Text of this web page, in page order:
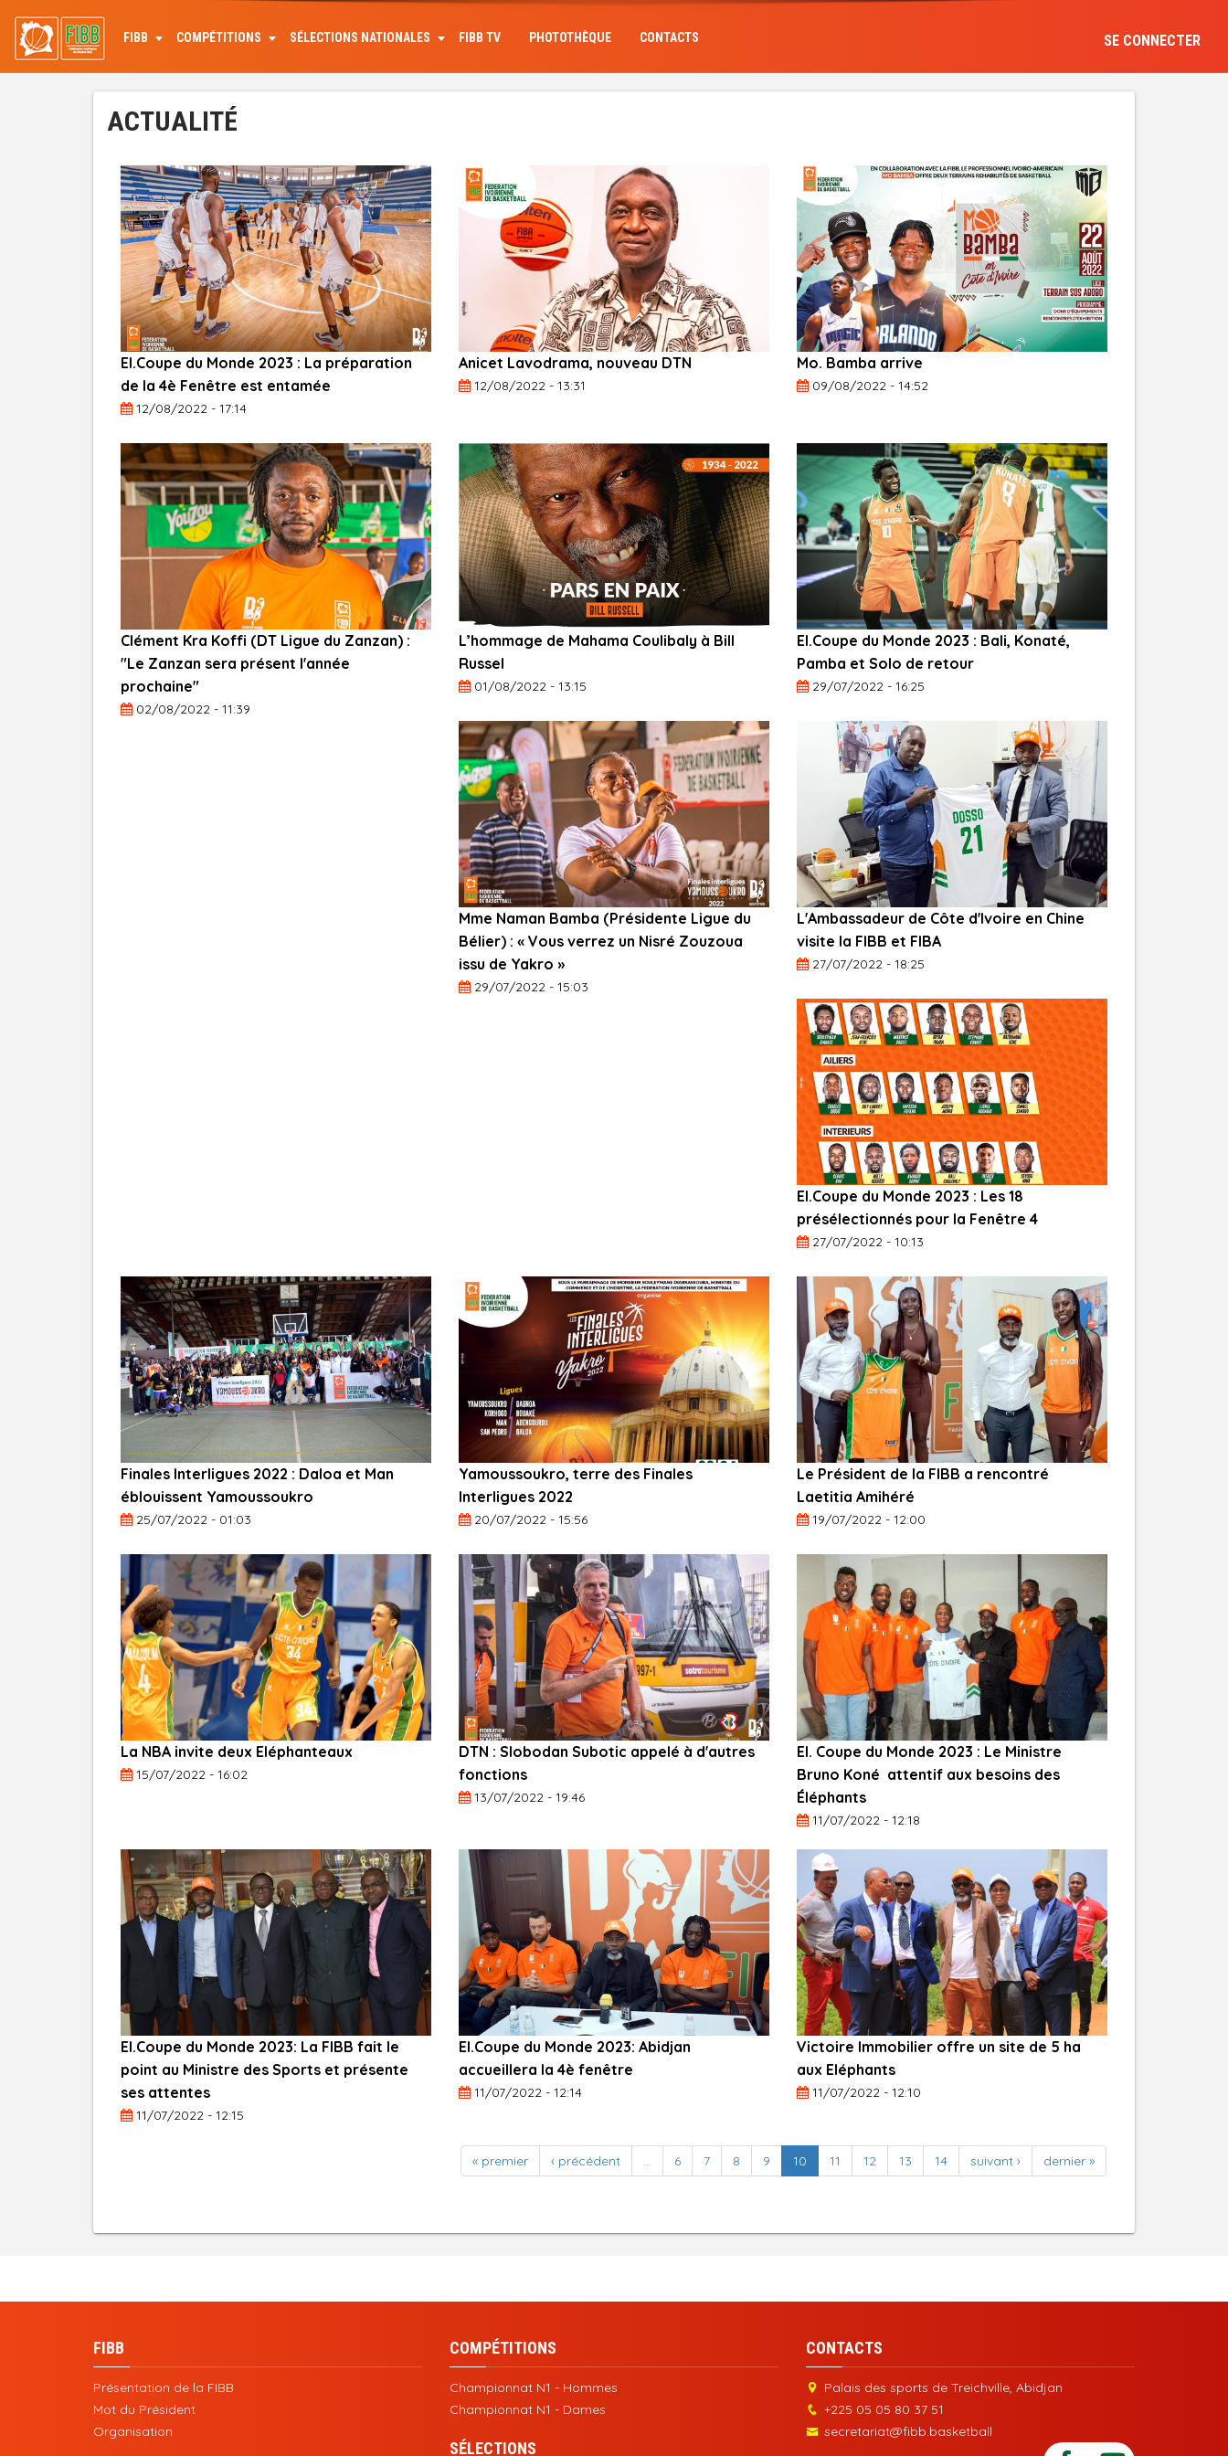
contenu
principal
FIBB COMPÉTITIONS SÉLECTIONS NATIONALES FIBB TV PHOTOTHÈQUE CONTACTS SE CONNECTER
ACTUALITÉ
El.Coupe du Monde 2023 : La préparation
de la 4è Fenêtre est entamée
12/08/2022 - 17:14
Anicet Lavodrama, nouveau DTN
12/08/2022 - 13:31
Mo. Bamba arrive
09/08/2022 - 14:52
Clément Kra Koffi (DT Ligue du Zanzan) :
"Le Zanzan sera présent l'année
prochaine"
02/08/2022 - 11:39
L’hommage de Mahama Coulibaly à Bill
Russel
01/08/2022 - 13:15
El.Coupe du Monde 2023 : Bali, Konaté,
Pamba et Solo de retour
29/07/2022 - 16:25
Mme Naman Bamba (Présidente Ligue du
Bélier) : « Vous verrez un Nisré Zouzoua
issu de Yakro »
29/07/2022 - 15:03
L'Ambassadeur de Côte d'Ivoire en Chine
visite la FIBB et FIBA
27/07/2022 - 18:25
El.Coupe du Monde 2023 : Les 18
présélectionnés pour la Fenêtre 4
27/07/2022 - 10:13
Finales Interligues 2022 : Daloa et Man
éblouissent Yamoussoukro
25/07/2022 - 01:03
Yamoussoukro, terre des Finales
Interligues 2022
20/07/2022 - 15:56
Le Président de la FIBB a rencontré
Laetitia Amihéré
19/07/2022 - 12:00
La NBA invite deux Eléphanteaux
15/07/2022 - 16:02
DTN : Slobodan Subotic appelé à d'autres
fonctions
13/07/2022 - 19:46
El. Coupe du Monde 2023 : Le Ministre
Bruno Koné attentif aux besoins des
Éléphants
11/07/2022 - 12:18
El.Coupe du Monde 2023: La FIBB fait le
point au Ministre des Sports et présente
ses attentes
11/07/2022 - 12:15
El.Coupe du Monde 2023: Abidjan
accueillera la 4è fenêtre
11/07/2022 - 12:14
Victoire Immobilier offre un site de 5 ha
aux Eléphants
11/07/2022 - 12:10
« premier ‹ précédent … 6 7 8 9 10 11 12 13 14 suivant › dernier »
FIBB
Présentation de la FIBB
Mot du Président
Organisation
COMPÉTITIONS
Championnat N1 - Hommes
Championnat N1 - Dames
SÉLECTIONS
CONTACTS
Palais des sports de Treichville, Abidjan
+225 05 05 80 37 51
secretariat@fibb.basketball